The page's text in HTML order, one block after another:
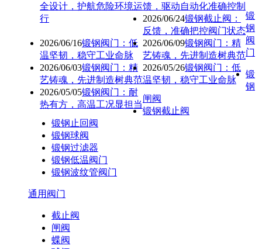
全设计，护航危险环境运
行
馈，驱动自动化准确控制
2026/06/24锻钢截止阀：
反馈，准确把控阀门状态
2026/06/16锻钢阀门：低
温坚韧，稳守工业命脉
2026/06/09锻钢阀门：精
艺铸魂，先进制造树典范
2026/06/03锻钢阀门：精
艺铸魂，先进制造树典范
2026/05/26锻钢阀门：低
温坚韧，稳守工业命脉
2026/05/05锻钢阀门：耐
热有方，高温工况显担当
锻
钢
阀
门
锻
钢
闸阀
锻钢截止阀
锻钢止回阀
锻钢球阀
锻钢过滤器
锻钢低温阀门
锻钢波纹管阀门
通用阀门
截止阀
闸阀
蝶阀